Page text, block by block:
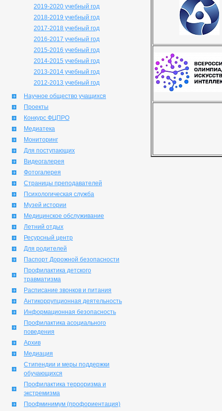
2019-2020 учебный год
2018-2019 учебный год
2017-2018 учебный год
2016-2017 учебный год
2015-2016 учебный год
2014-2015 учебный год
2013-2014 учебный год
2012-2013 учебный год
Научное общество учащихся
Проекты
Конкурс ФЦПРО
Медиатека
Мониторинг
Для поступающих
Видеогалерея
Фотогалерея
Страницы преподавателей
Психологическая служба
Музей истории
Медицинское обслуживание
Летний отдых
Ресурсный центр
Для родителей
Паспорт Дорожной безопасности
Профилактика детского
травматизма
Расписание звонков и питания
Антикоррупционная деятельность
Информационная безопасность
Профилактика асоциального
поведения
Архив
Медиация
Стипендии и меры поддержки
обучающихся
Профилактика терроризма и
экстремизма
Профминимум (профориентация)